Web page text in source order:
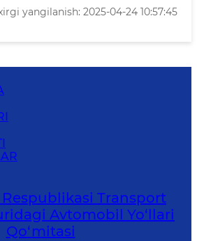
yangilanish: 2025-04-24 10:57:45
Transport
Avtomobil Yo‘llari
Qo‘mitasi